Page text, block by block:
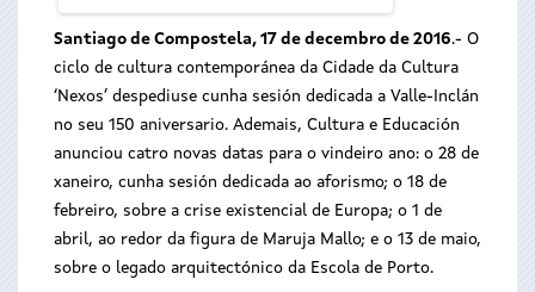
Santiago de Compostela, 17 de decembro de 2016.- O
ciclo de cultura contemporánea da Cidade da Cultura
‘Nexos’ despediuse cunha sesión dedicada a Valle-Inclán
no seu 150 aniversario. Ademais, Cultura e Educación
anunciou catro novas datas para o vindeiro ano: o 28 de
xaneiro, cunha sesión dedicada ao aforismo; o 18 de
febreiro, sobre a crise existencial de Europa; o 1 de
abril, ao redor da figura de Maruja Mallo; e o 13 de maio,
sobre o legado arquitectónico da Escola de Porto.